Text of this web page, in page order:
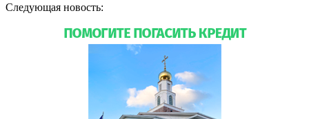
Следующая новость: